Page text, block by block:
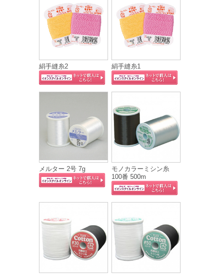
絹手縫糸2 絹手縫糸1
メルター 2号 7g
モノカラーミシン糸
100番 500m